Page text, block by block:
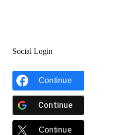
Social Login
Continue
Continue
Continue